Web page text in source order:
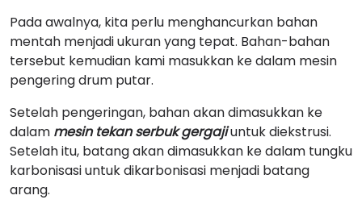
Pada awalnya, kita perlu menghancurkan bahan
mentah menjadi ukuran yang tepat. Bahan-bahan
tersebut kemudian kami masukkan ke dalam mesin
pengering drum putar.
Setelah pengeringan, bahan akan dimasukkan ke
dalam mesin tekan serbuk gergajiuntuk diekstrusi.
Setelah itu, batang akan dimasukkan ke dalam tungku
karbonisasi untuk dikarbonisasi menjadi batang
arang.